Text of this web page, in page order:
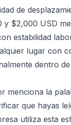
de
y $2,000 USD
estabilidad
lugar con
dentro
menciona la
que hayas
utiliza esta